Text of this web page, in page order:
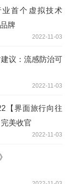
首个虚拟技术
牌
2022-11-03
议：流感防治可
2022-11-03
【界面旅行向往
美收官
2022-11-03